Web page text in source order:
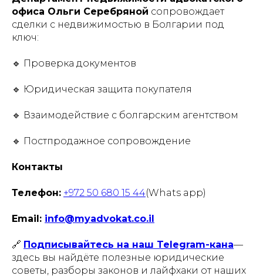
офиса Ольги Серебряной сопровождает
сделки с недвижимостью в Болгарии под
ключ:
🔹 Проверка документов
🔹 Юридическая защита покупателя
🔹 Взаимодействие с болгарским агентством
🔹 Постпродажное сопровождение
Контакты
Телефон: +972 50 680 15 44(Whats app)
Email: info@myadvokat.co.il
🔗 Подписывайтесь на наш Telegram-кана—
здесь вы найдёте полезные юридические
советы, разборы законов и лайфхаки от наших